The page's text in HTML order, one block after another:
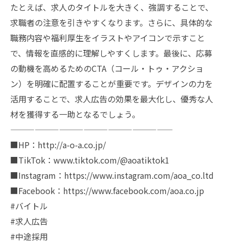
たとえば、求人のタイトルを大きく、強調することで、
求職者の注意を引きやすくなります。さらに、具体的な
職務内容や福利厚生をイラストやアイコンで示すこと
で、情報を直感的に理解しやすくします。最後に、応募
の動機を高めるためのCTA（コール・トゥ・アクショ
ン）を明確に配置することが重要です。デザインの力を
活用することで、求人広告の効果を最大化し、優秀な人
材を獲得する一助となるでしょう。
————————————————————
■HP：http://a-o-a.co.jp/
■TikTok：www.tiktok.com/@aoatiktok1
■Instagram：https://www.instagram.com/aoa_co.ltd
■Facebook：https://www.facebook.com/aoa.co.jp
#バイトル
#求人広告
#中途採用